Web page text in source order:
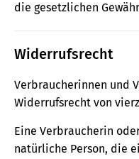
die gesetzlichen
Widerrufsrecht
Verbraucherinnen und
Widerrufsrecht von
Eine Verbraucherin
natürliche Person, die